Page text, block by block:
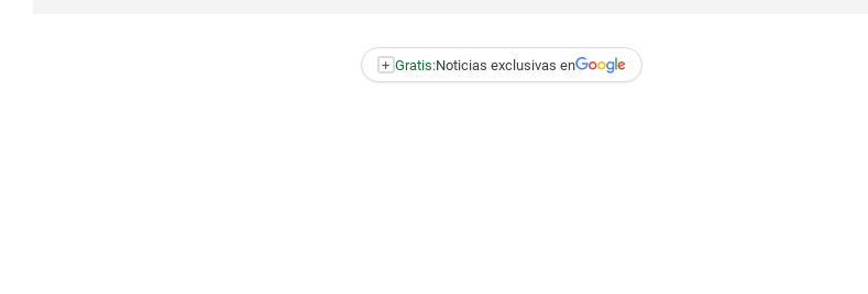
+ Gratis:Noticias exclusivas en